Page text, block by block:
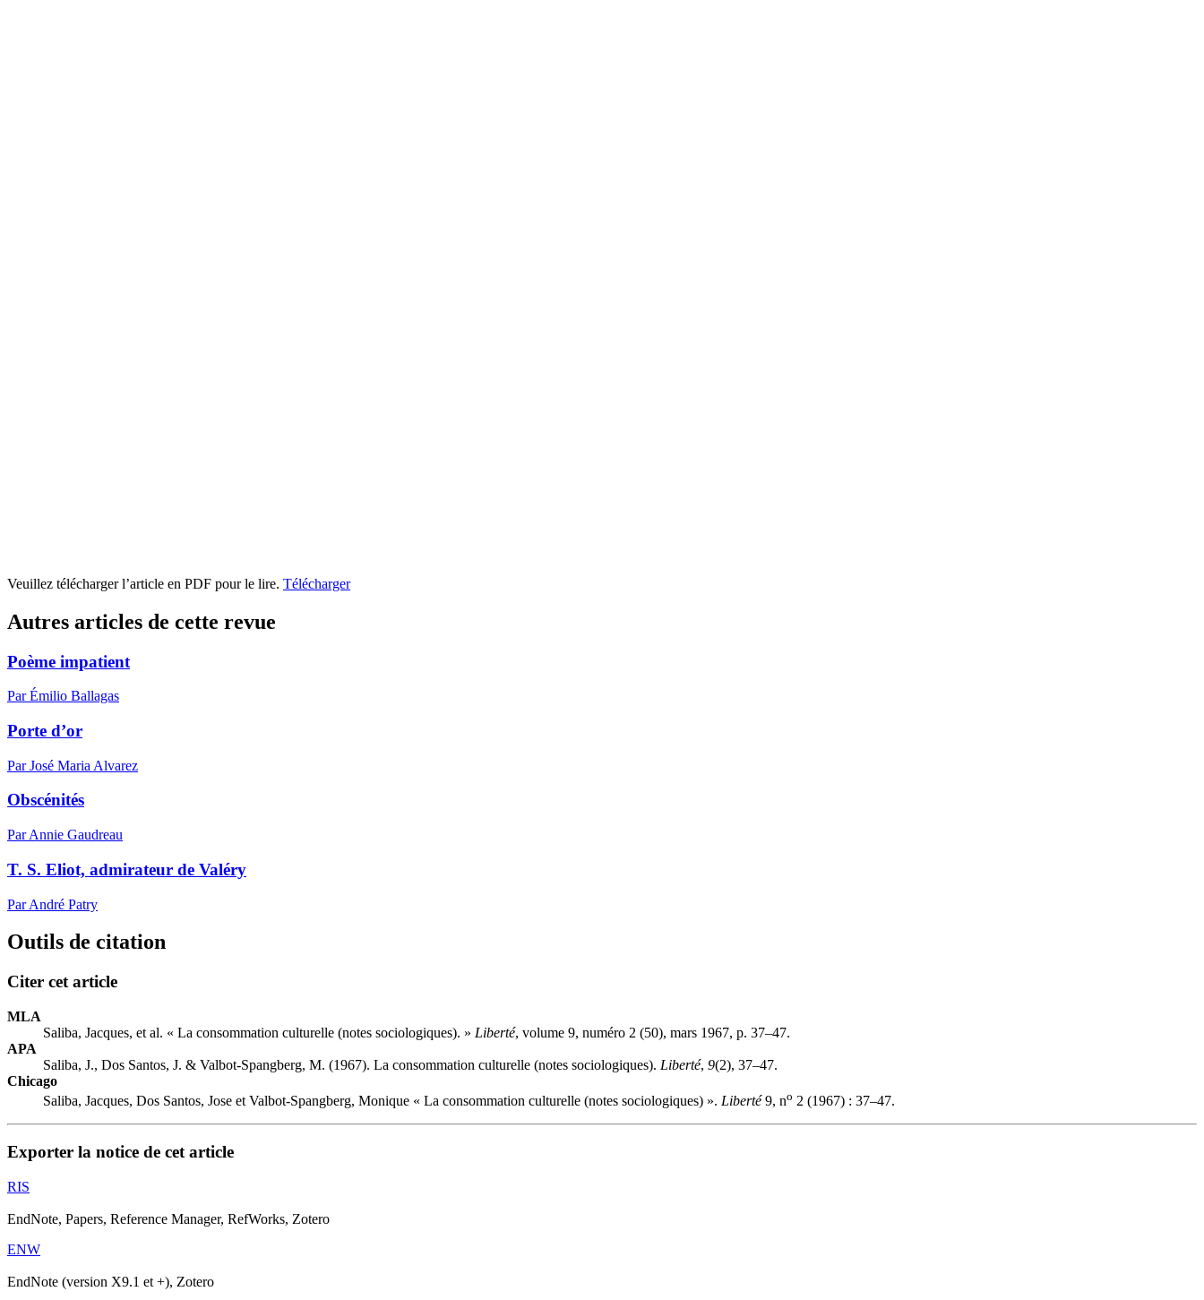
Veuillez télécharger l’article en PDF pour le lire. Télécharger
Autres articles de cette revue
Poème impatient
Par Émilio Ballagas
Porte d’or
Par José Maria Alvarez
Obscénités
Par Annie Gaudreau
T. S. Eliot, admirateur de Valéry
Par André Patry
Outils de citation
Citer cet article
MLA
Saliba, Jacques, et al. « La consommation culturelle (notes sociologiques). » Liberté, volume 9, numéro 2 (50), mars 1967, p. 37–47.
APA
Saliba, J., Dos Santos, J. & Valbot-Spangberg, M. (1967). La consommation culturelle (notes sociologiques). Liberté, 9(2), 37–47.
Chicago
Saliba, Jacques, Dos Santos, Jose et Valbot-Spangberg, Monique « La consommation culturelle (notes sociologiques) ». Liberté9, no 2 (1967) : 37–47.
Exporter la notice de cet article
RIS
EndNote, Papers, Reference Manager, RefWorks, Zotero
ENW
EndNote (version X9.1 et +), Zotero